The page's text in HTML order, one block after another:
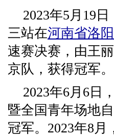
2023年5月19
三站在河南省洛
速赛决赛，由王
京队，获得冠军
2023年6月6日
暨全国青年场地
冠军。2023年8